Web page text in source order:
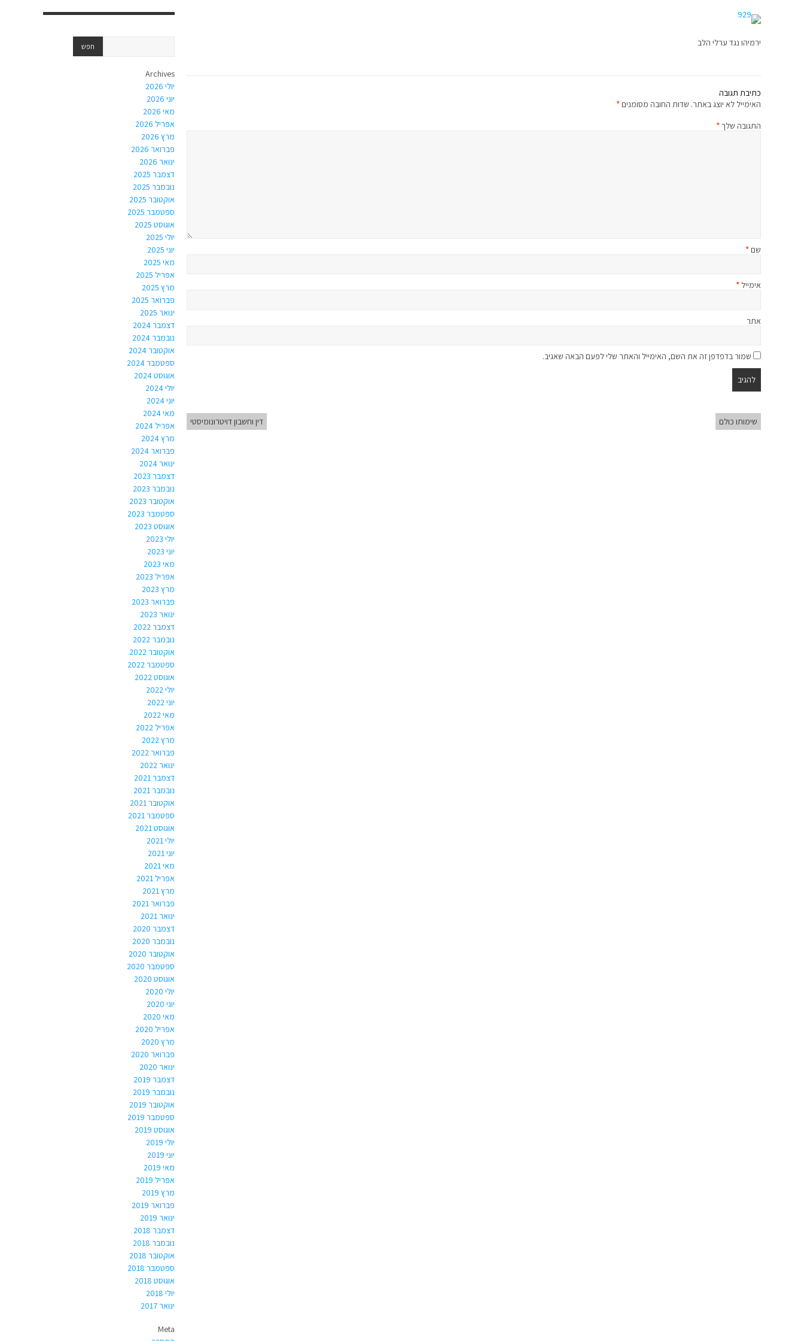
ירמיהו נגד ערלי הלב
כתיבת תגובה
האימייל לא יוצג באתר. שדות החובה מסומנים*
התגובה שלך*
שם*
אימייל *
אתר
שמור בדפדפן זה את השם, האימייל והאתר שלי לפעם הבאה שאגיב.
שימותו כולם דין וחשבון דויטרונומיסטי
Archives
יולי 2026
יוני 2026
מאי 2026
אפריל 2026
מרץ 2026
פברואר 2026
ינואר 2026
דצמבר 2025
נובמבר 2025
אוקטובר 2025
ספטמבר 2025
אוגוסט 2025
יולי 2025
יוני 2025
מאי 2025
אפריל 2025
מרץ 2025
פברואר 2025
ינואר 2025
דצמבר 2024
נובמבר 2024
אוקטובר 2024
ספטמבר 2024
אוגוסט 2024
יולי 2024
יוני 2024
מאי 2024
אפריל 2024
מרץ 2024
פברואר 2024
ינואר 2024
דצמבר 2023
נובמבר 2023
אוקטובר 2023
ספטמבר 2023
אוגוסט 2023
יולי 2023
יוני 2023
מאי 2023
אפריל 2023
מרץ 2023
פברואר 2023
ינואר 2023
דצמבר 2022
נובמבר 2022
אוקטובר 2022
ספטמבר 2022
אוגוסט 2022
יולי 2022
יוני 2022
מאי 2022
אפריל 2022
מרץ 2022
פברואר 2022
ינואר 2022
דצמבר 2021
נובמבר 2021
אוקטובר 2021
ספטמבר 2021
אוגוסט 2021
יולי 2021
יוני 2021
מאי 2021
אפריל 2021
מרץ 2021
פברואר 2021
ינואר 2021
דצמבר 2020
נובמבר 2020
אוקטובר 2020
ספטמבר 2020
אוגוסט 2020
יולי 2020
יוני 2020
מאי 2020
אפריל 2020
מרץ 2020
פברואר 2020
ינואר 2020
דצמבר 2019
נובמבר 2019
אוקטובר 2019
ספטמבר 2019
אוגוסט 2019
יולי 2019
יוני 2019
מאי 2019
אפריל 2019
מרץ 2019
פברואר 2019
ינואר 2019
דצמבר 2018
נובמבר 2018
אוקטובר 2018
ספטמבר 2018
אוגוסט 2018
יולי 2018
ינואר 2017
Meta